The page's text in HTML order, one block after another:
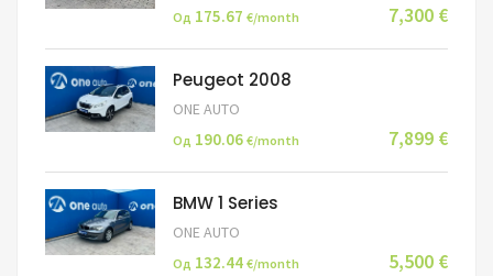
Од 175.67 €/month 7,300 €
Peugeot 2008
ONE AUTO
Од 190.06 €/month 7,899 €
BMW 1 Series
ONE AUTO
Од 132.44 €/month 5,500 €